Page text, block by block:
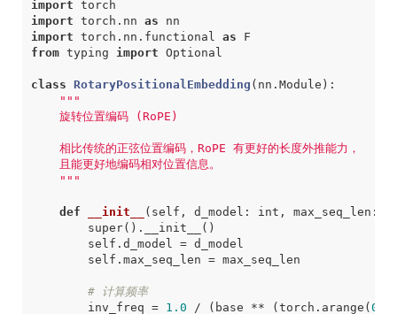
import torch
import torch.nn as
nn
import torch.nn.functional as
F
from typing import Optional
class RotaryPositionalEmbedding ( nn . Module ) :
    """
def __init__ ( self , d_model : int , max_seq_len :
super() . __init__
()
self . d_model = d_model
self . max_seq_len = max_seq_len
# 计算频率
inv_freq = 1.0 / ( base ** (torch . arange (0